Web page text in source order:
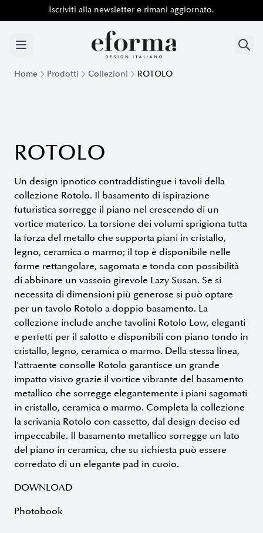
Iscriviti alla newsletter e rimani aggiornato.
Home Prodotti Collezioni ROTOLO
ROTOLO
Un design ipnotico contraddistingue i tavoli della
collezione Rotolo. Il basamento di ispirazione
futuristica sorregge il piano nel crescendo di un
vortice materico. La torsione dei volumi sprigiona tutta
la forza del metallo che supporta piani in cristallo,
legno, ceramica o marmo; il top è disponibile nelle
forme rettangolare, sagomata e tonda con possibilità
di abbinare un vassoio girevole Lazy Susan. Se si
necessita di dimensioni più generose si può optare
per un tavolo Rotolo a doppio basamento. La
collezione include anche tavolini Rotolo Low, eleganti
e perfetti per il salotto e disponibili con piano tondo in
cristallo, legno, ceramica o marmo. Della stessa linea,
l’attraente consolle Rotolo garantisce un grande
impatto visivo grazie il vortice vibrante del basamento
metallico che sorregge elegantemente i piani sagomati
in cristallo, ceramica o marmo. Completa la collezione
la scrivania Rotolo con cassetto, dal design deciso ed
impeccabile. Il basamento metallico sorregge un lato
del piano in ceramica, che su richiesta può essere
corredato di un elegante pad in cuoio.
DOWNLOAD
Photobook